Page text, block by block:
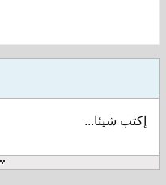
إكتب شيئا...